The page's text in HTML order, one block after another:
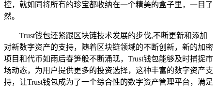
控，就如同将所有的珍宝都收纳在一个精美的盒子里，一目了
然。
Trust钱包还紧跟区块链技术发展的步伐,不断更新和添加
对新数字资产的支持，随着区块链领域的不断创新，新的加密
项目和代币如雨后春笋般不断涌现，Trust钱包能够及时捕捉市
场动态，为用户提供更多的投资选择，这种丰富的数字资产支
持，让Trust钱包成为了一个综合性的数字资产管理平台，满足